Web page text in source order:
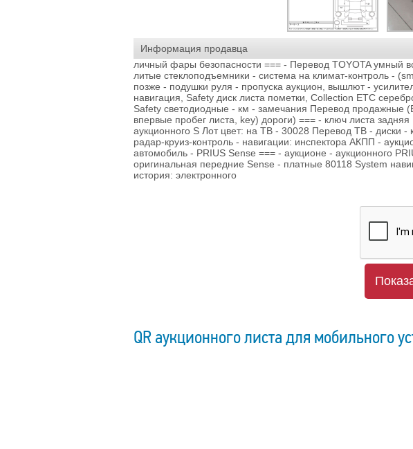
Информация продавца
личный фары безопасности === - Перевод TOYOTA умный
литые стеклоподъемники - система на климат-контроль -
позже - подушки руля - пропуска аукцион, вышлют -
навигация, Safety диск листа пометки, Collection ETC
Safety светодиодные - км - замечания Перевод продажные
впервые пробег листа, key) дороги) === - ключ листа задняя
аукционного S Лот цвет: на ТВ - 30028 Перевод ТВ - диски -
радар-круиз-контроль - навигации: инспектора АКПП -
автомобиль - PRIUS Sense === - аукционе - аукционного
оригинальная передние Sense - платные 80118 System
история: электронного
QR аукционного листа для мобильного